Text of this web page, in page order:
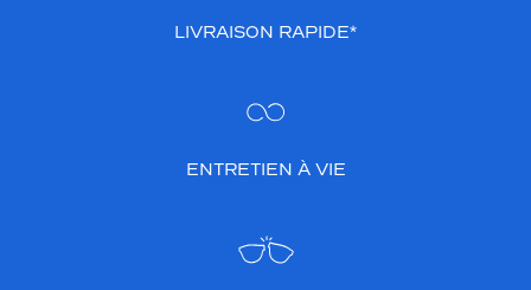
LIVRAISON RAPIDE*
ENTRETIEN À VIE